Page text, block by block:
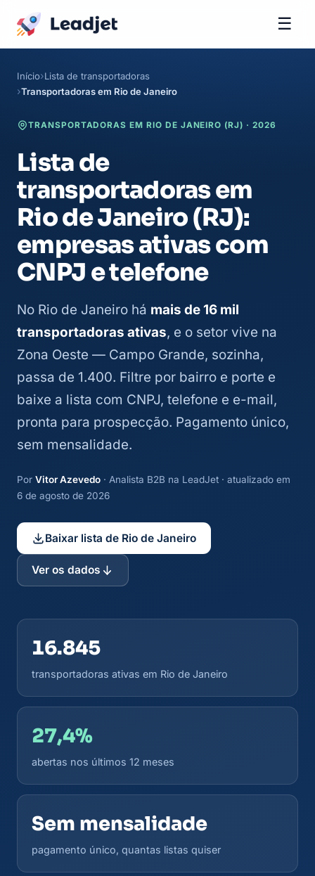
☰
Início Lista de transportadoras
Transportadoras em Rio de Janeiro
TRANSPORTADORAS EM RIO DE JANEIRO (RJ) · 2026
Lista de
transportadoras em
Rio de Janeiro (RJ):
empresas ativas com
CNPJ e telefone
No Rio de Janeiro há mais de 16 mil
transportadoras ativas, e o setor vive na
Zona Oeste — Campo Grande, sozinha,
passa de 1.400. Filtre por bairro e porte e
baixe a lista com CNPJ, telefone e e-mail,
pronta para prospecção. Pagamento único,
sem mensalidade.
Por Vitor Azevedo · Analista B2B na LeadJet · atualizado em
6 de agosto de 2026
Baixar lista de Rio de Janeiro
Ver os dados
16.845
transportadoras ativas em Rio de Janeiro
27,4%
abertas nos últimos 12 meses
Sem mensalidade
pagamento único, quantas listas quiser